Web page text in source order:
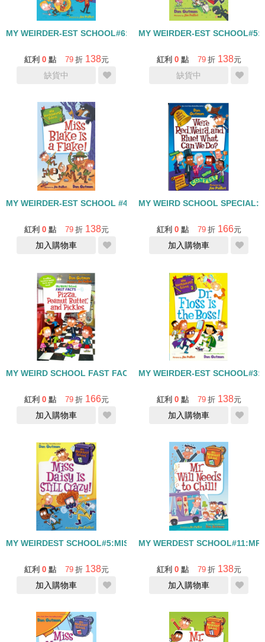
MY WEIRDER-EST SCHOOL#6: MRS. BACON IS FAKIN
紅利 0 點 79 折 138元
缺貨中
MY WEIRDER-EST
紅利 0 點 79 折 138元
缺貨中
MY WEIRDER-EST SCHOOL #4: MISS BLAKE IS A FLAKE
紅利 0 點 79 折 138元
加入購物車
MY WEIRD SCHOOL SPECIAL:
紅利 0 點 79 折 166元
加入購物車
MY WEIRD SCHOOL FAST FACTS:PIZZA PEANUT BUTTER AND
紅利 0 點 79 折 166元
加入購物車
MY WEIRDER-EST SCHOOL#3:
紅利 0 點 79 折 138元
加入購物車
MY WEIRDEST SCHOOL#5:MISS DAISY IS STILL CRAZY
紅利 0 點 79 折 138元
加入購物車
MY WERDEST
紅利 0 點 79 折 138元
加入購物車